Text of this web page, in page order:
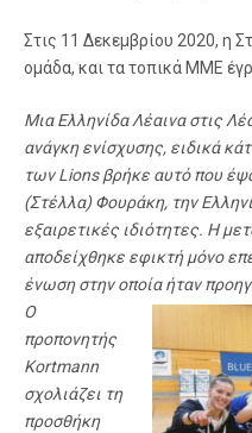
Στις 11 Δεκεμβρίου 2020, η
ομάδα, και τα τοπικά ΜΜΕ
Μια Ελληνίδα Λέαινα στις
ανάγκη ενίσχυσης, ειδικά
των Lions βρήκε αυτό που
(Στέλλα) Φουράκη, την
εξαιρετικές ιδιότητες. Η
αποδείχθηκε εφικτή μόνο
ένωση στην οποία ήταν
Ο
προπονητής
Kortmann
σχολιάζει τη
προσθήκη